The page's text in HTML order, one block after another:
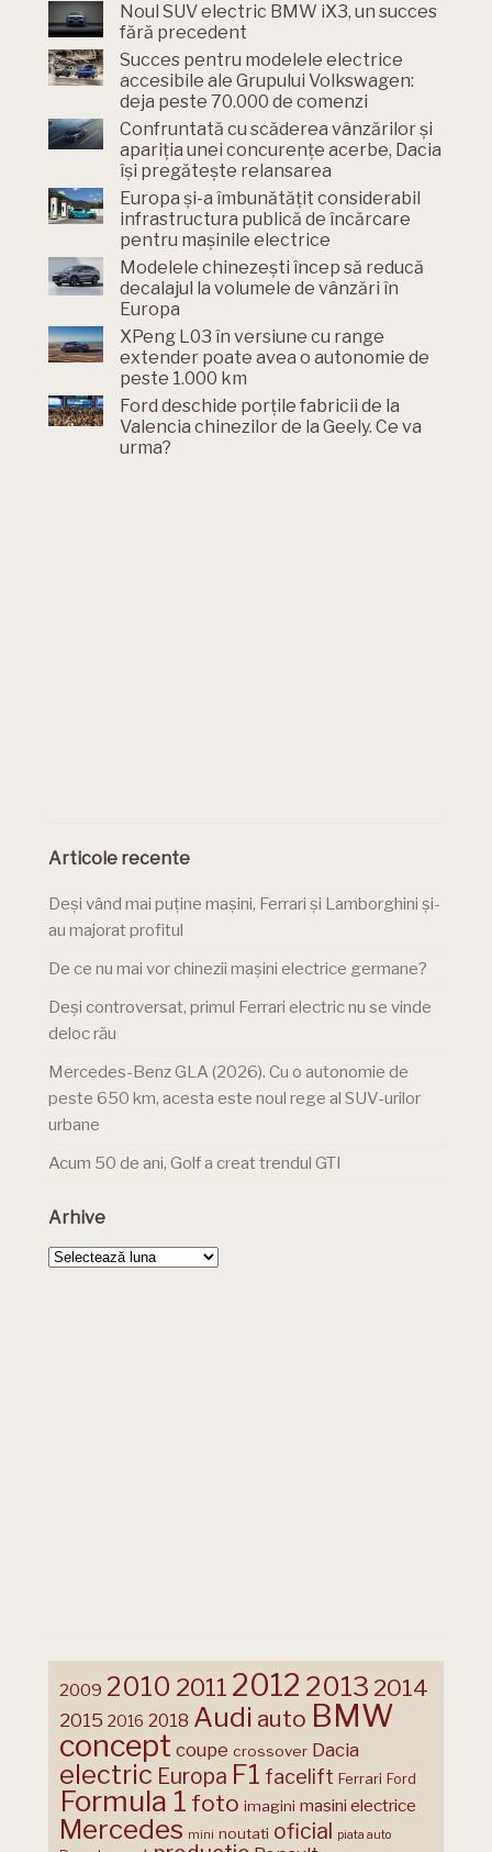
Noul SUV electric BMW iX3, un succes
fără precedent
Succes pentru modelele electrice
accesibile ale Grupului Volkswagen:
deja peste 70.000 de comenzi
Confruntată cu scăderea vânzărilor și
apariția unei concurențe acerbe, Dacia
își pregătește relansarea
Europa și-a îmbunătățit considerabil
infrastructura publică de încărcare
pentru mașinile electrice
Modelele chinezești încep să reducă
decalajul la volumele de vânzări în
Europa
XPeng L03 în versiune cu range
extender poate avea o autonomie de
peste 1.000 km
Ford deschide porțile fabricii de la
Valencia chinezilor de la Geely. Ce va
urma?
Articole recente
Deși vând mai puține mașini, Ferrari și Lamborghini și-
au majorat profitul
De ce nu mai vor chinezii mașini electrice germane?
Deși controversat, primul Ferrari electric nu se vinde
deloc rău
Mercedes-Benz GLA (2026). Cu o autonomie de
peste 650 km, acesta este noul rege al SUV-urilor
urbane
Acum 50 de ani, Golf a creat trendul GTI
Arhive
Arhive
2009 2010 2011 2012 2013 2014
2015 2016 2018 Audi auto BMW
concept coupe crossover Dacia
electric Europa F1 facelift Ferrari Ford
Formula 1 foto imagini masini electrice
Mercedes mini noutati oficial piata auto